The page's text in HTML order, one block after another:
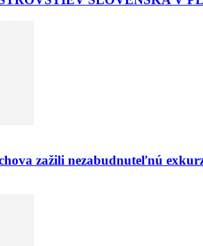
zažili nezabudnuteľnú